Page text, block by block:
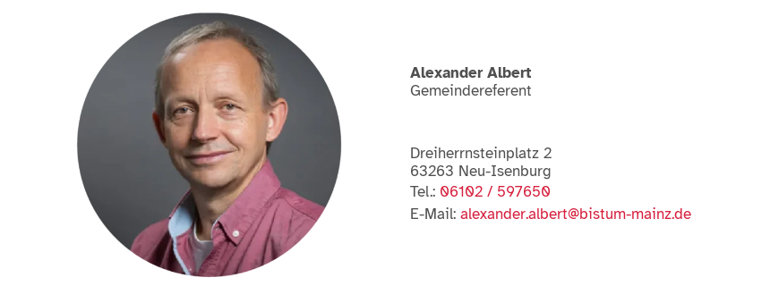
Alexander Albert
Gemeindereferent
Dreiherrnsteinplatz 2
63263 Neu-Isenburg
Tel.: 06102 / 597650
E-Mail: alexander.albert@bistum-mainz.de